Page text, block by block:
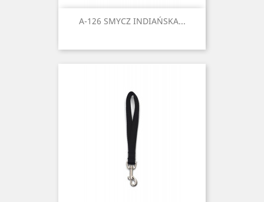
A-126 SMYCZ INDIAŃSKA...